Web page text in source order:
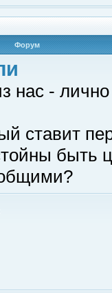
Форум
нас -
ставит
быть